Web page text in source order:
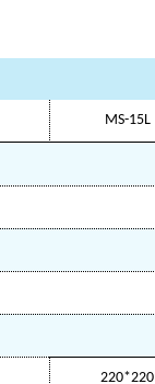
MS-15L
220*220